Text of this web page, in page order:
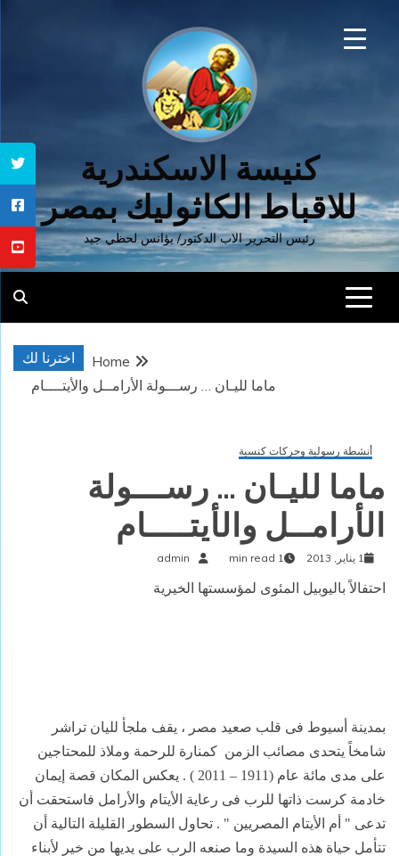
كنيسة الاسكندرية
للاقباط الكاثوليك بمصر
رئيس التحرير الاب الدكتور/ يؤانس لحظي جيد
اخترنا لك
Home
ماما لليـان … رســـولة الأرامــل والأيتــــام
أنشطة رسولية وحركات كنسية
ماما لليـان … رســـولة
الأرامــل والأيتــــام
1 يناير, 2013 1 min read
admin
احتفالاً باليوبيل المئوى لمؤسستها الخيرية
بمدينة أسيوط فى قلب صعيد مصر ، يقف ملجأ لليان تراشر
شامخاً يتحدى مصائب الزمن كمنارة للرحمة وملاذ للمحتاجين
على مدى مائة عام (1911 – 2011 ) . يعكس المكان قصة إيمان
خادمة كرست ذاتها للرب فى رعاية الأيتام والأرامل فاستحقت أن
تدعى " أم الأيتام المصريين " . تحاول السطور القليلة التالية أن
تتأمل حياة هذه السيدة وما صنعه الرب على يديها من خير لأبناء